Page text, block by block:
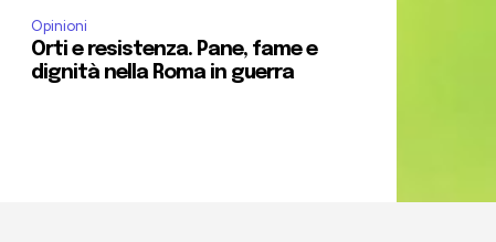
Opinioni
Orti e resistenza. Pane, fame e
dignità nella Roma in guerra